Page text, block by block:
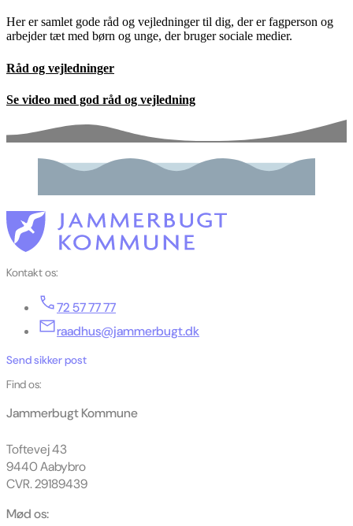
Her er samlet gode råd og vejledninger til dig, der er fagperson og
arbejder tæt med børn og unge, der bruger sociale medier.
Råd og vejledninger
Se video med god råd og vejledning
Kontakt os:
72 57 77 77
raadhus@jammerbugt.dk
Send sikker post
Find os:
Jammerbugt Kommune
Toftevej 43
9440 Aabybro
CVR. 29189439
Mød os: